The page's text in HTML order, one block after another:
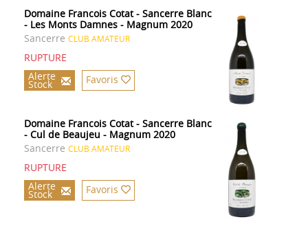
Domaine Francois Cotat - Sancerre Blanc
- Les Monts Damnes - Magnum 2020
Sancerre CLUB AMATEUR
RUPTURE
Alerte
Stock Favoris
Domaine Francois Cotat - Sancerre Blanc
- Cul de Beaujeu - Magnum 2020
Sancerre CLUB AMATEUR
RUPTURE
Alerte
Stock Favoris